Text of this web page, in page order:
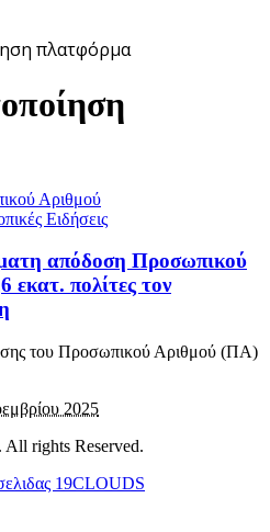
πλατφόρμα
Ειδήσεις
απόδοση Προσωπικού
πολίτες τον
του Προσωπικού Αριθμού (ΠΑ)
2025
rights Reserved.
19CLOUDS